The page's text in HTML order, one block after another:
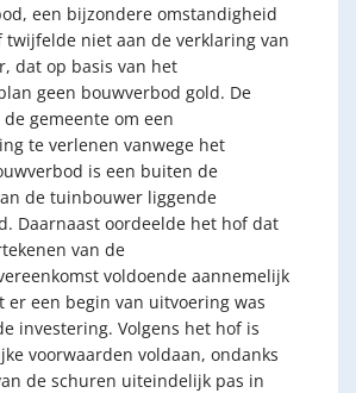
een bijzondere omstandigheid
twijfelde niet aan de verklaring van
dat op basis van het
geen bouwverbod gold. De
gemeente om een
te verlenen vanwege het
is een buiten de
de tuinbouwer liggende
Daarnaast oordeelde het hof dat
van de
voldoende aannemelijk
er een begin van uitvoering was
investering. Volgens het hof is
voorwaarden voldaan, ondanks
de schuren uiteindelijk pas in